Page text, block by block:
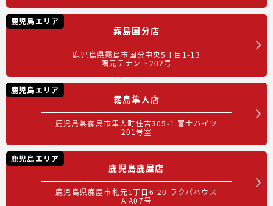
鹿児島エリア
霧島国分店
鹿児島県霧島市国分中央5丁目1-13
隅元テナント202号
鹿児島エリア
霧島隼人店
鹿児島県霧島市隼人町住吉305-1 富士ハイツ
201号室
鹿児島エリア
鹿児島鹿屋店
鹿児島県鹿屋市札元1丁目6-20 ラクパハウス
A A07号